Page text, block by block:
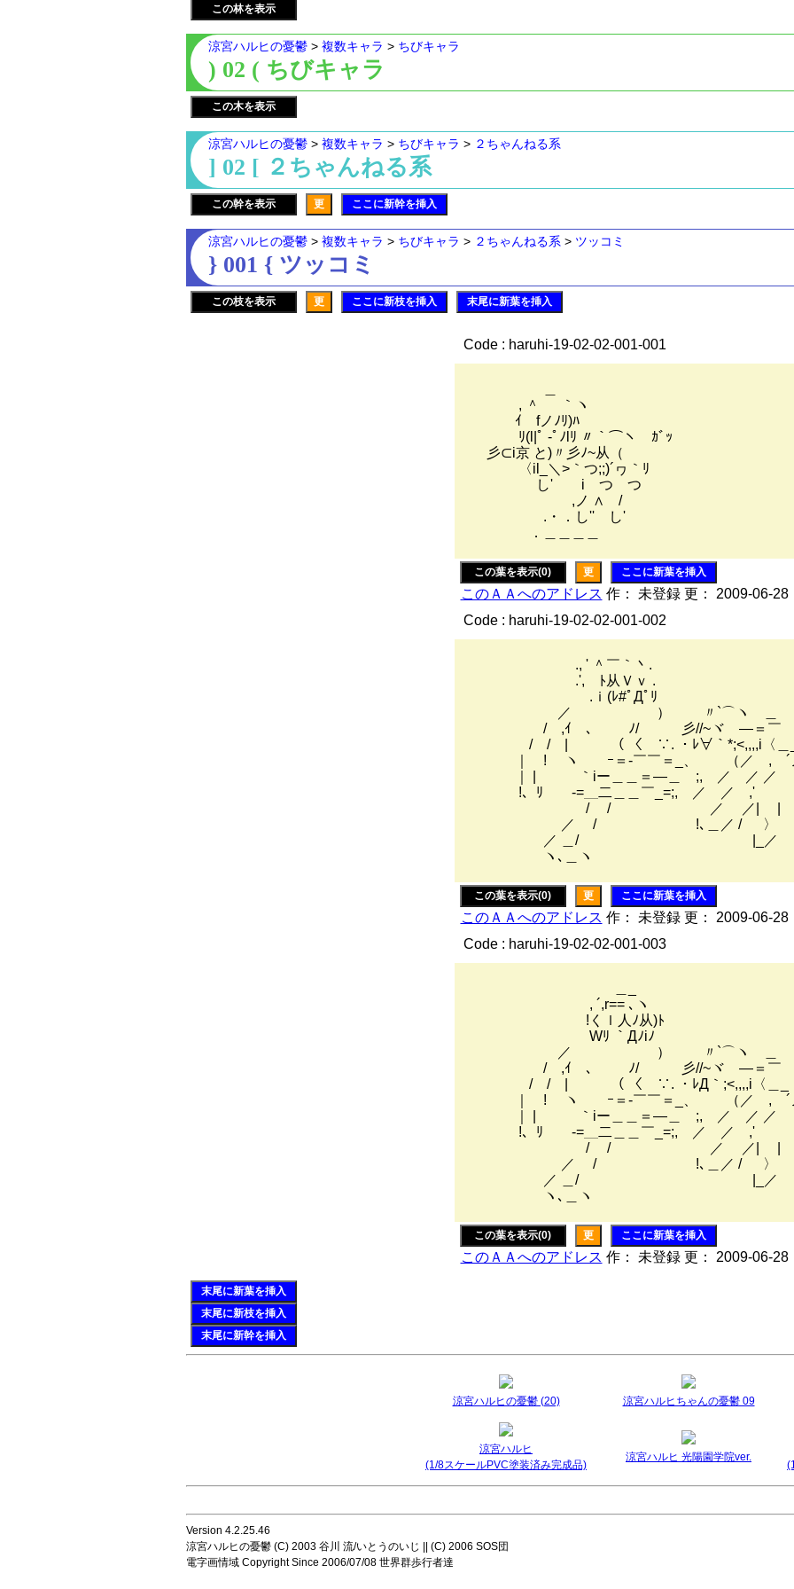
この林を表示
涼宮ハルヒの憂鬱 > 複数キャラ > ちびキャラ
) 02 ( ちびキャラ
この木を表示
涼宮ハルヒの憂鬱 > 複数キャラ > ちびキャラ > ２ちゃんねる系
] 02 [ ２ちゃんねる系
この幹を表示 更 ここに新幹を挿入
涼宮ハルヒの憂鬱 > 複数キャラ > ちびキャラ > ２ちゃんねる系 > ツッコミ
} 001 { ツッコミ
この枝を表示 更 ここに新枝を挿入 末尾に新葉を挿入
Code : haruhi-19-02-02-001-001
, ＾ ｀ヽ
ｲ fノﾉﾘ)ﾊ
ﾘ(l|ﾟ -ﾟﾉlﾘ 〃｀⌒ヽ ｶﾞｯ
彡⊂i京 と)〃彡ﾉ~从（ゞ
〈il_＼>｀つ;;)´ヮ｀ﾘ
し' i つ つ
,ノ ∧ /
.・．し'' し'
．＿＿＿＿
この葉を表示(0) 更 ここに新葉を挿入
このＡＡへのアドレス 作： 未登録 更： 2009-06-28
Code : haruhi-19-02-02-001-002
., ' ＾￣｀丶.
.', ﾄ从Ｖｖ .
.ｉ(ﾚ#ﾟДﾟﾘ
／ ） 〃`⌒ヽ ＿
/ ,ｲ 、 ﾉ/ 彡//~ヾゝ―＝￣ ｀
/ / | （ 〈 ∵. ・ﾚ∀｀*;<,,,,i〈＿
｜ ! ヽ ｰ＝-￣￣＝_、 （／ , ´ノ
｜ | ｀iー＿＿＝―＿ ;, ／ ／ ／
!、ﾘ -=＿二＿＿￣_=;, ／ ／ ,'
/ / ／ ／| |
／ / !､＿／ / 〉
／ ＿/ |_／
ヽ､＿ヽ
この葉を表示(0) 更 ここに新葉を挿入
このＡＡへのアドレス 作： 未登録 更： 2009-06-28
Code : haruhi-19-02-02-001-003
, ´,r== ､ヽ
!くｌ人ﾉ从)ﾄ
Wﾘ ｀Дﾉiﾉ
／ ） 〃`⌒ヽ ＿
/ ,ｲ 、 ﾉ/ 彡//~ヾゝ―＝￣ ｀
/ / | （ 〈 ∵. ・ﾚД｀;<,,,,i〈＿_
｜ ! ヽ ｰ＝-￣￣＝_、 （／ , ´ノ
｜ | ｀iー＿＿＝―＿ ;, ／ ／ ／
!、ﾘ -=＿二＿＿￣_=;, ／ ／ ,'
/ / ／ ／| |
／ / !､＿／ / 〉
／ ＿/ |_／
ヽ､＿ヽ
この葉を表示(0) 更 ここに新葉を挿入
このＡＡへのアドレス 作： 未登録 更： 2009-06-28
末尾に新葉を挿入
末尾に新枝を挿入
末尾に新幹を挿入
涼宮ハルヒの憂鬱 (20) 涼宮ハルヒちゃんの憂鬱 09
涼宮ハルヒ
(1/8スケールPVC塗装済み完成品)
涼宮ハルヒ 光陽園学院ver.
Version 4.2.25.46
涼宮ハルヒの憂鬱 (C) 2003 谷川 流/いとうのいじ || (C) 2006 SOS団
電字画情域 Copyright Since 2006/07/08 世界群歩行者達